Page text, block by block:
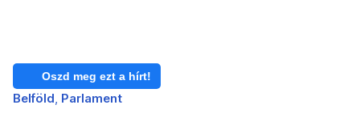
Oszd meg ezt a hírt!
Belföld Parlament